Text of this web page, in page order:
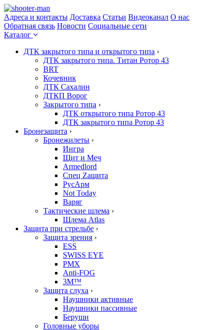
Адреса и контакты Доставка Статьи Видеоканал О нас
Обратная связь Новости Социальные сети
Каталог
ДТК закрытого типа и открытого типа ›
ДТК закрытого типа. Титан Ротор 43
BRT
Кочевник
ДТК Сахалин
ДТКП Ворог
Закрытого типа ›
ДТК открытого типа Ротор 43
ДТК закрытого типа Ротор 43
Бронезащита ›
Бронежилеты ›
Ингра
Щит и Меч
Armedlord
Спец Zащита
РусАрм
Not Today
Варяг
Тактические шлема ›
Шлема Atlas
Защита при стрельбе ›
Защита зрения ›
ESS
SWISS EYE
PMX
Anti-FOG
3M™
Защита слуха ›
Наушники активные
Наушники пассивные
Беруши
Головные уборы